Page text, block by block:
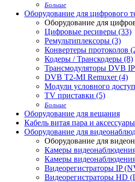
Больше
Оборудование для цифрового
Оборудование для
Цифровые ресиверы (33)
Ремультиплексоры (3)
Конвертеры протоколов
Кодеры / Транскодеры (8)
Трансмодуляторы DVB
DVB T2-MI Remuxer (4)
Модули условного
TV приставки (5)
Больше
Оборудование для вещания
Кабель витая пара и аксессуары
Оборудование для
Оборудование для
Камеры
Камеры
Видеорегистраторы IP
Видеорегистраторы HD